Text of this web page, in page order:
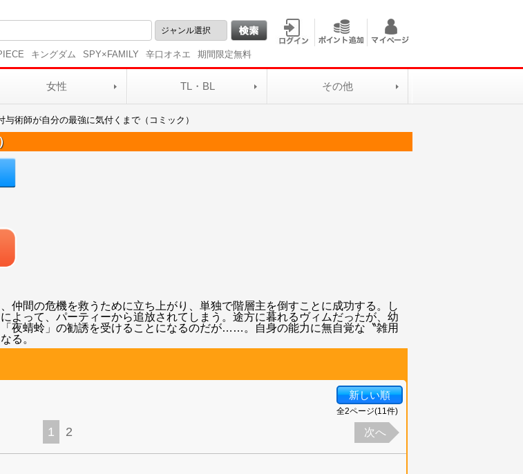
キングダム SPY×FAMILY 辛口オネエ 期間限定無料
女性 TL・BL その他
与術師が自分の最強に気付くまで（コミック）
仲間の危機を救うために立ち上がり、単独で階層主を倒すことに成功する。し
よって、パーティーから追放されてしまう。途方に暮れるヴィムだったが、幼
夜蜻蛉」の勧誘を受けることになるのだが……。自身の能力に無自覚な〝雑用
る。
新しい順
全2ページ(11件)
1 2 次へ